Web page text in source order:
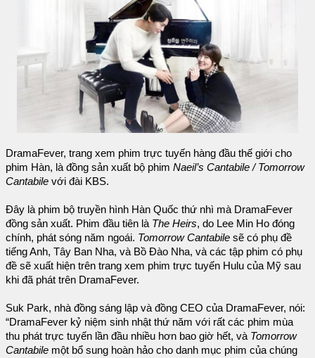
DramaFever, trang xem phim trực tuyến hàng đầu thế giới cho
phim Hàn, là đồng sản xuất bộ phim Naeil’s Cantabile / Tomorrow
Cantabile với đài KBS.
Đây là phim bộ truyền hình Hàn Quốc thứ nhì mà DramaFever
đồng sản xuất. Phim đầu tiên là The Heirs, do Lee Min Ho đóng
chính, phát sóng năm ngoái. Tomorrow Cantabile sẽ có phụ đề
tiếng Anh, Tây Ban Nha, và Bồ Đào Nha, và các tập phim có phụ
đề sẽ xuất hiện trên trang xem phim trực tuyến Hulu của Mỹ sau
khi đã phát trên DramaFever.
Suk Park, nhà đồng sáng lập và đồng CEO của DramaFever, nói:
“DramaFever kỷ niệm sinh nhật thứ năm với rất các phim mùa
thu phát trực tuyến lần đầu nhiều hơn bao giờ hết, và Tomorrow
Cantabile một bổ sung hoàn hảo cho danh mục phim của chúng